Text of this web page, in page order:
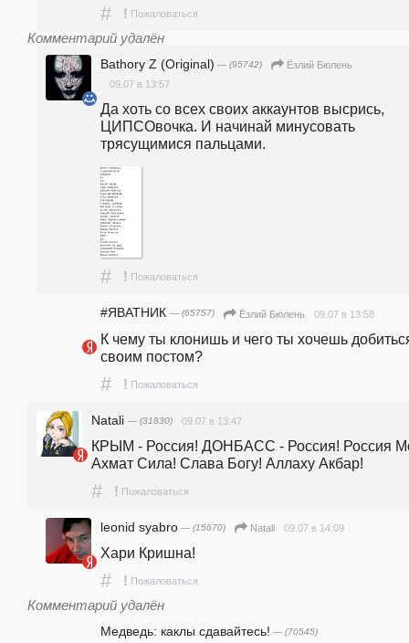
# ! Пожаловаться
Комментарий удалён
Bаthory Z (Original) — (95742)
Ёзлий Бюлень
09.07 в 13:57
Да хоть со всех своих аккаунтов высрись,
ЦИПСОвочка. И начинай минусовать
трясущимися пальцами.
# ! Пожаловаться
#ЯВАТНИК — (65757) Ёзлий Бюлень 09.07 в 13:58
К чему ты клонишь и чего ты хочешь
своим постом?
# ! Пожаловаться
Natali — (31830) 09.07 в 13:47
КРЫМ - Россия! ДОНБАСС - Россия! Россия
Ахмат Сила! Слава Богу! Аллаху Акбар!
# ! Пожаловаться
leonid syabro — (15670) Natali 09.07 в 14:09
Хари Кришна!
# ! Пожаловаться
Комментарий удалён
Медведь: каклы сдавайтесь! — (70545)